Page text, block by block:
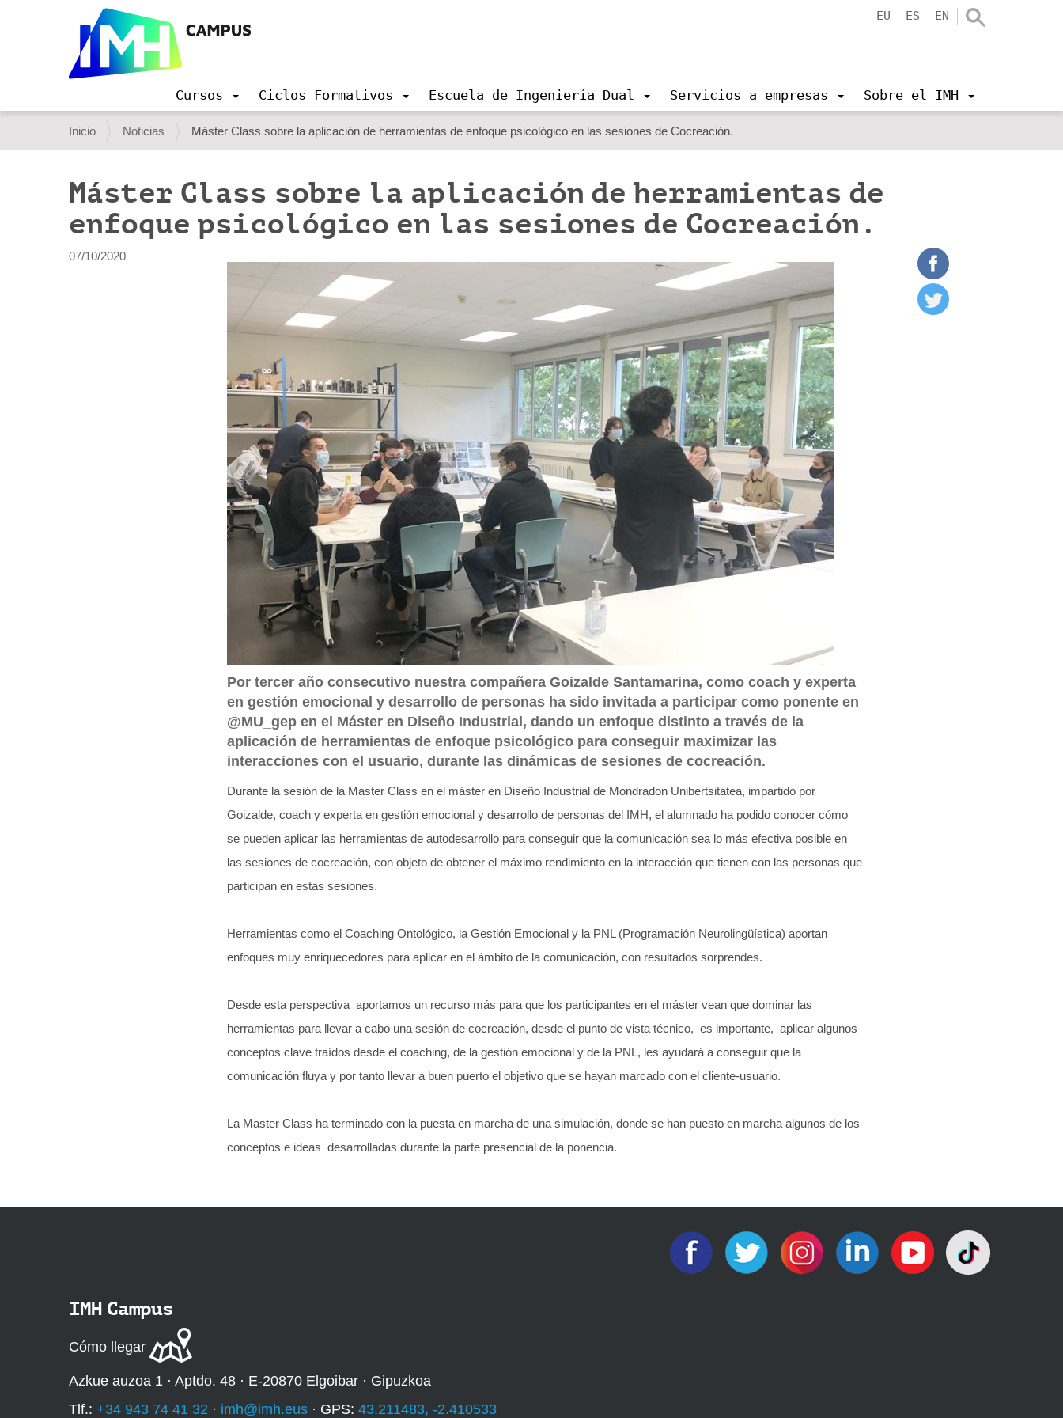
EU ES EN
v
a
c
i
n
Cursos Ciclos Formativos Escuela de Ingeniería Dual Servicios a empresas Sobre el IMH
U
s
e
d
e
Inicio Noticias Máster Class sobre la aplicación de herramientas de enfoque psicológico en las sesiones de Cocreación.
Máster Class sobre la aplicación de herramientas de
enfoque psicológico en las sesiones de Cocreación.
07/10/2020
Por tercer año consecutivo nuestra compañera Goizalde Santamarina, como coach y experta
en gestión emocional y desarrollo de personas ha sido invitada a participar como ponente en
@MU_gep en el Máster en Diseño Industrial, dando un enfoque distinto a través de la
aplicación de herramientas de enfoque psicológico para conseguir maximizar las
interacciones con el usuario, durante las dinámicas de sesiones de cocreación.
Durante la sesión de la Master Class en el máster en Diseño Industrial de Mondradon Unibertsitatea, impartido por
Goizalde, coach y experta en gestión emocional y desarrollo de personas del IMH, el alumnado ha podido conocer cómo
se pueden aplicar las herramientas de autodesarrollo para conseguir que la comunicación sea lo más efectiva posible en
las sesiones de cocreación, con objeto de obtener el máximo rendimiento en la interacción que tienen con las personas que
participan en estas sesiones.
Herramientas como el Coaching Ontológico, la Gestión Emocional y la PNL (Programación Neurolingüística) aportan
enfoques muy enriquecedores para aplicar en el ámbito de la comunicación, con resultados sorprendes.
Desde esta perspectiva aportamos un recurso más para que los participantes en el máster vean que dominar las
herramientas para llevar a cabo una sesión de cocreación, desde el punto de vista técnico, es importante, aplicar algunos
conceptos clave traídos desde el coaching, de la gestión emocional y de la PNL, les ayudará a conseguir que la
comunicación fluya y por tanto llevar a buen puerto el objetivo que se hayan marcado con el cliente-usuario.
La Master Class ha terminado con la puesta en marcha de una simulación, donde se han puesto en marcha algunos de los
conceptos e ideas desarrolladas durante la parte presencial de la ponencia.
IMH Campus
Cómo llegar
Azkue auzoa 1 · Aptdo. 48 · E-20870 Elgoibar · Gipuzkoa
Tlf.: +34 943 74 41 32 · imh@imh.eus · GPS: 43.211483, -2.410533